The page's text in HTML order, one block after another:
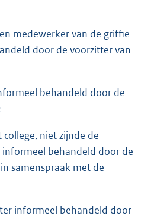
medewerker van de griffie
door de voorzitter van
behandeld door de
college, niet zijnde de
informeel behandeld door de
samenspraak met de
informeel behandeld door